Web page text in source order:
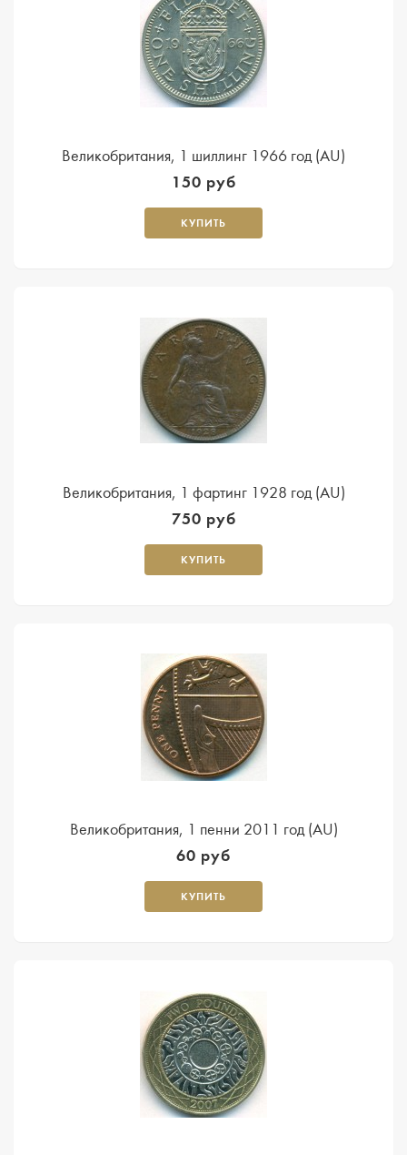
Великобритания, 1 шиллинг 1966 год (AU)
150 руб
КУПИТЬ
Великобритания, 1 фартинг 1928 год (AU)
750 руб
КУПИТЬ
Великобритания, 1 пенни 2011 год (AU)
60 руб
КУПИТЬ